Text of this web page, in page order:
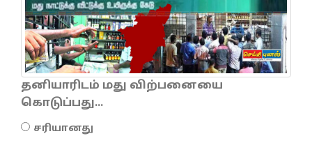
தனியாரிடம் மது விற்பனையை
கொடுப்பது...
சரியானது